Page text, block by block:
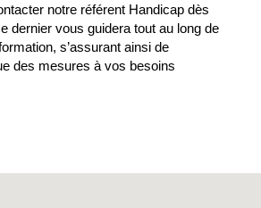
notre référent Handicap dès
dernier vous guidera tout au long de
s’assurant ainsi de
des mesures à vos besoins